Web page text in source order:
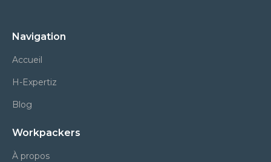
Navigation
Accueil
H-Expertiz
Blog
Workpackers
À propos